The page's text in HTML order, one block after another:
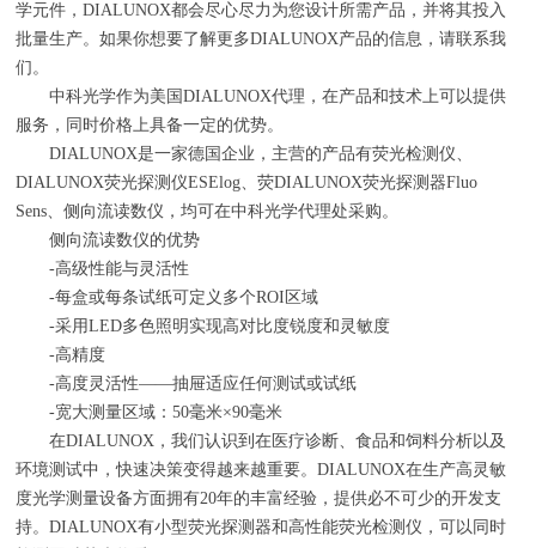
学元件，DIALUNOX都会尽心尽力为您设计所需产品，并将其投入
批量生产。如果你想要了解更多DIALUNOX产品的信息，请联系我
们。
中科光学作为美国DIALUNOX代理，在产品和技术上可以提供
服务，同时价格上具备一定的优势。
DIALUNOX是一家德国企业，主营的产品有荧光检测仪、
DIALUNOX荧光探测仪ESElog、荧DIALUNOX荧光探测器Fluo
Sens、侧向流读数仪，均可在中科光学代理处采购。
侧向流读数仪的优势
-高级性能与灵活性
-每盒或每条试纸可定义多个ROI 区域
-采用LED多色照明实现高对比度锐度和灵敏度
-高精度
-高度灵活性——抽屉适应任何测试或试纸
-宽大测量区域：50毫米×90毫米
在DIALUNOX ，我们认识到在医疗诊断、食品和饲料分析以及
环境测试中，快速决策变得越来越重要。DIALUNOX在生产高灵敏
度光学测量设备方面拥有20年的丰富经验，提供必不可少的开发支
持。DIALUNOX有小型荧光探测器和高性能荧光检测仪，可以同时